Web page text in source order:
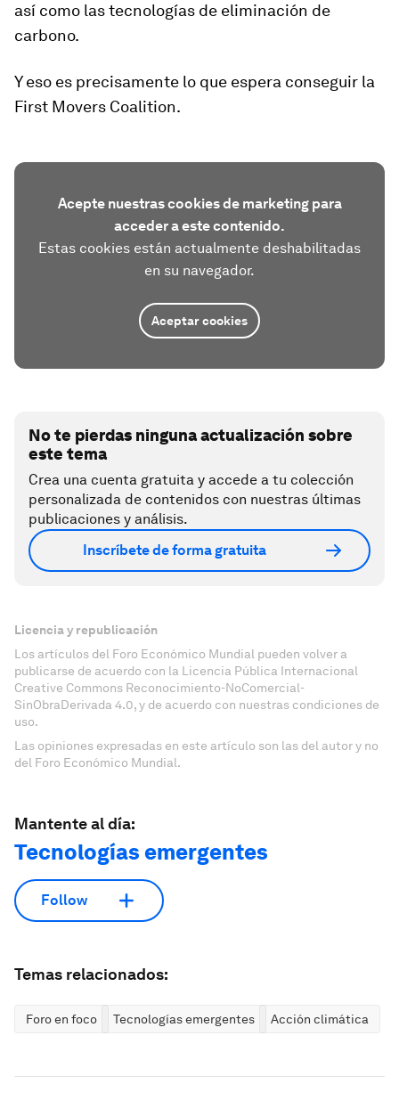
así como las tecnologías de eliminación de
carbono.
Y eso es precisamente lo que espera conseguir la
First Movers Coalition.
Acepte nuestras cookies de marketing para
acceder a este contenido.
Estas cookies están actualmente deshabilitadas
en su navegador.
Aceptar cookies
No te pierdas ninguna actualización sobre
este tema
Crea una cuenta gratuita y accede a tu colección
personalizada de contenidos con nuestras últimas
publicaciones y análisis.
Inscríbete de forma gratuita
Licencia y republicación
Los artículos del Foro Económico Mundial pueden volver a
publicarse de acuerdo con la Licencia Pública Internacional
Creative Commons Reconocimiento-NoComercial-
SinObraDerivada 4.0, y de acuerdo con nuestras condiciones de
uso.
Las opiniones expresadas en este artículo son las del autor y no
del Foro Económico Mundial.
Mantente al día:
Tecnologías emergentes
Follow
Temas relacionados:
Foro en foco Tecnologías emergentes Acción climática